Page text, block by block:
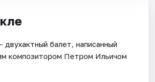
балет, написанный
композитором Петром Ильичом